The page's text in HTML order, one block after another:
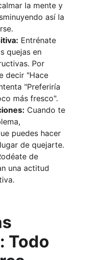
la mente y
así la
Entrénate
quejas en
Por
decir "Hace
"Preferiría
más fresco".
Cuando te
puedes hacer
de quejarte.
de
una actitud
Todo